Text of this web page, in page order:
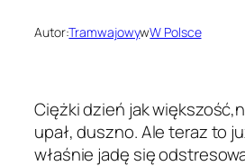
Autor:TramwajowywW Polsce
Ciężki dzień jak
upał, duszno. Ale teraz to
właśnie jadę się